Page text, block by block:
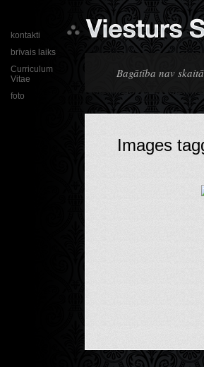
Bagātība nav
kontakti
brīvais laiks
Curriculum
Vitae
foto
Images